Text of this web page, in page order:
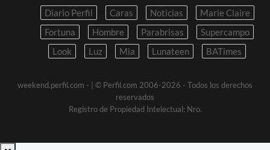
Diario Perfil Caras Noticias
Marie Claire
Fortuna
Hombre Parabrisas
Supercampo
Look
Luz Mia Lunateen BATimes
weekend.perfil.com -
| © Perfil.com 2006-2026 - Todos los derechos
reservados
Registro de Propiedad Intelectual: Nro.